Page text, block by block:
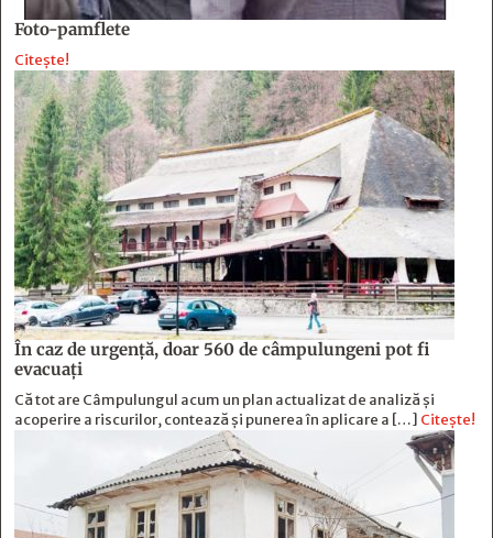
Foto-pamflete
Citește!
În caz de urgență, doar 560 de câmpulungeni pot fi
evacuați
Că tot are Câmpulungul acum un plan actualizat de analiză și
acoperire a riscurilor, contează și punerea în aplicare a […] Citește!